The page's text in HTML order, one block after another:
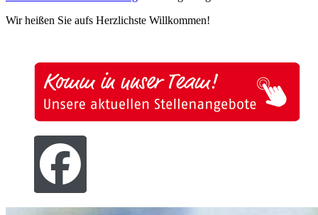
Wir heißen Sie aufs Herzlichste Willkommen!